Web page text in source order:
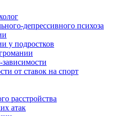
депрессивного психоза
у подростков
от ставок на спорт
расстройства
атак